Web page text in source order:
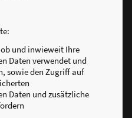
und inwieweit Ihre
Daten verwendet und
sowie den Zugriff auf
Daten und zusätzliche